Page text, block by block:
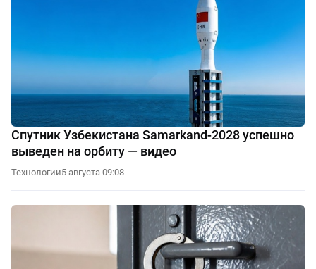
Спутник Узбекистана Samarkand-2028 успешно
выведен на орбиту — видео
Технологии5 августа 09:08